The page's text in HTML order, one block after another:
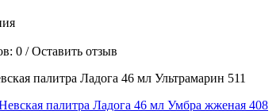
0 /Оставить отзыв
палитра Ладога 46 мл Ультрамарин 511